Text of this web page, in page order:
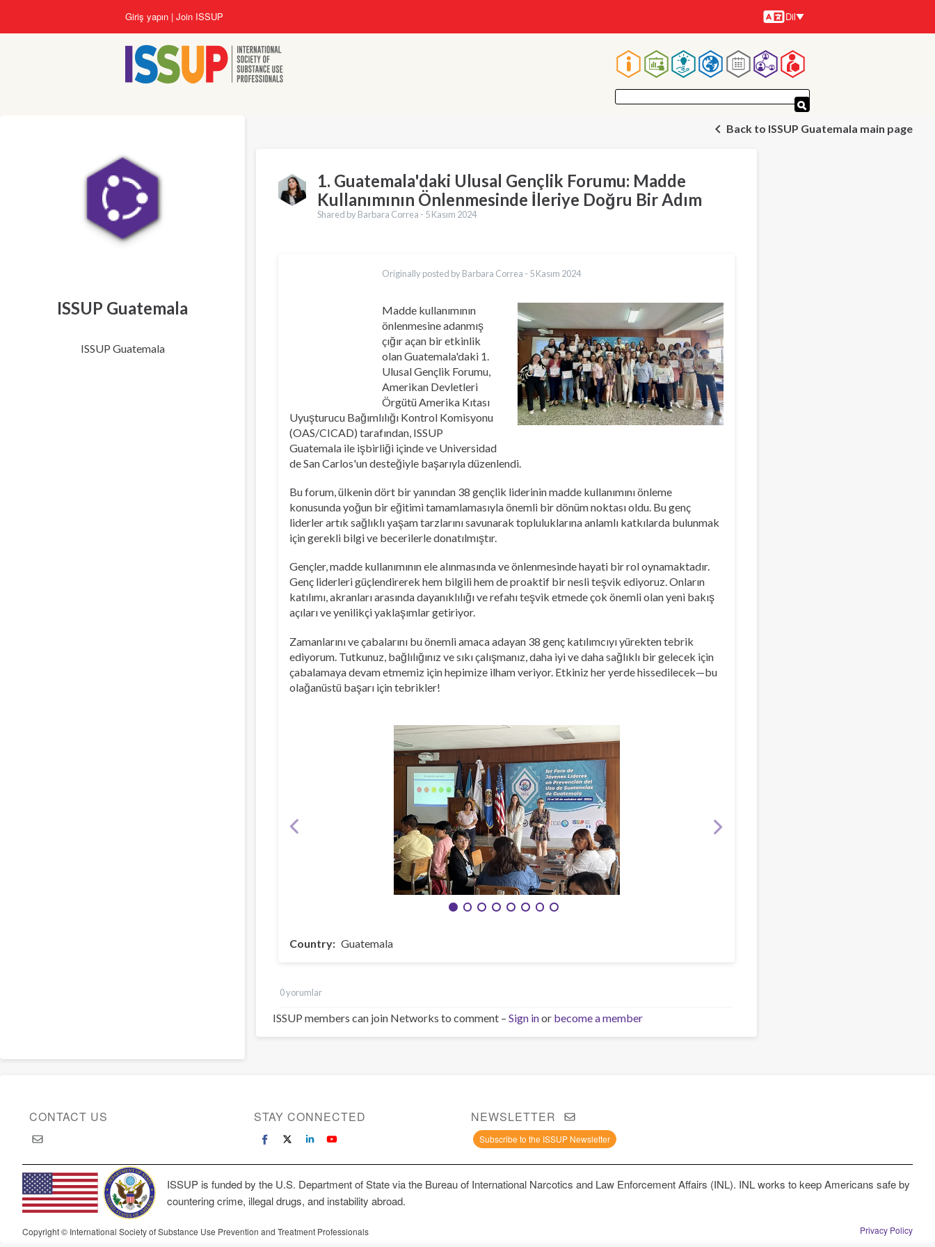
atla
Giriş yapın Join ISSUP
Diller
Dil
Ana
gezinti
ISSUP Guatemala
ISSUP Guatemala
Back to ISSUP Guatemala main page
1. Guatemala'daki Ulusal Gençlik Forumu: Madde
Kullanımının Önlenmesinde İleriye Doğru Bir Adım
Shared by Barbara Correa - 5 Kasım 2024
Originally posted by Barbara Correa - 5 Kasım 2024
Madde kullanımının
önlenmesine adanmış
çığır açan bir etkinlik
olan Guatemala'daki 1.
Ulusal Gençlik Forumu,
Amerikan Devletleri
Örgütü Amerika Kıtası
Uyuşturucu Bağımlılığı Kontrol Komisyonu
(OAS/CICAD) tarafından, ISSUP
Guatemala ile işbirliği içinde ve Universidad
de San Carlos'un desteğiyle başarıyla düzenlendi.
Bu forum, ülkenin dört bir yanından 38 gençlik liderinin madde kullanımını önleme
konusunda yoğun bir eğitimi tamamlamasıyla önemli bir dönüm noktası oldu. Bu genç
liderler artık sağlıklı yaşam tarzlarını savunarak topluluklarına anlamlı katkılarda bulunmak
için gerekli bilgi ve becerilerle donatılmıştır.
Gençler, madde kullanımının ele alınmasında ve önlenmesinde hayati bir rol oynamaktadır.
Genç liderleri güçlendirerek hem bilgili hem de proaktif bir nesli teşvik ediyoruz. Onların
katılımı, akranları arasında dayanıklılığı ve refahı teşvik etmede çok önemli olan yeni bakış
açıları ve yenilikçi yaklaşımlar getiriyor.
Zamanlarını ve çabalarını bu önemli amaca adayan 38 genç katılımcıyı yürekten tebrik
ediyorum. Tutkunuz, bağlılığınız ve sıkı çalışmanız, daha iyi ve daha sağlıklı bir gelecek için
çabalamaya devam etmemiz için hepimize ilham veriyor. Etkiniz her yerde hissedilecek—bu
olağanüstü başarı için tebrikler!
Country Guatemala
0 yorumlar
ISSUP members can join Networks to comment – Sign inor become a member
CONTACT US STAY CONNECTED NEWSLETTER
Subscribe to the ISSUP Newsletter
ISSUP is funded by the U.S. Department of State via the Bureau of International Narcotics and Law Enforcement Affairs (INL). INL works to keep Americans safe by
countering crime, illegal drugs, and instability abroad.
Copyright © International Society of Substance Use Prevention and Treatment Professionals Privacy Policy